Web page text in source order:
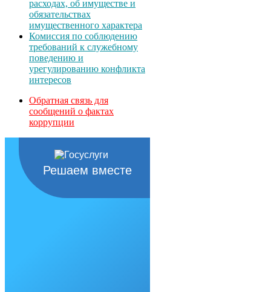
расходах, об имуществе и
обязательствах
имущественного характера
Комиссия по соблюдению
требований к служебному
поведению и
урегулированию конфликта
интересов
Обратная связь для
сообщений о фактах
коррупции
Решаем вместе